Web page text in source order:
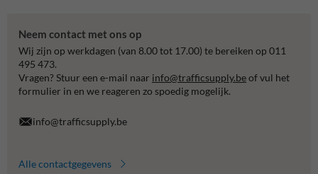
Neem contact met ons op
Wij zijn op werkdagen (van 8.00 tot 17.00) te bereiken op 011
495 473.
Vragen? Stuur een e-mail naar info@trafficsupply.beof vul het
formulier in en we reageren zo spoedig mogelijk.
info@trafficsupply.be
Alle contactgegevens